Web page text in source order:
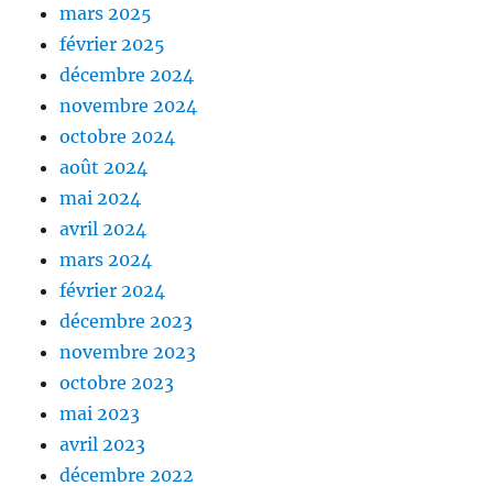
mars 2025
février 2025
décembre 2024
novembre 2024
octobre 2024
août 2024
mai 2024
avril 2024
mars 2024
février 2024
décembre 2023
novembre 2023
octobre 2023
mai 2023
avril 2023
décembre 2022